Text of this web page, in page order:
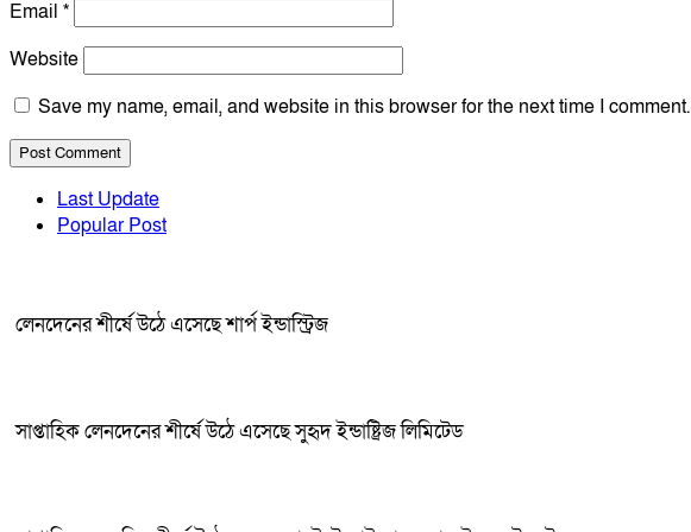
Email *
Website
Save my name, email, and website in this browser for the next time I comment.
Last Update
Popular Post
লেনদেনের শীর্ষে উঠে এসেছে শার্প ইন্ডাস্ট্রিজ
সাপ্তাহিক লেনদেনের শীর্ষে উঠে এসেছে সুহৃদ ইন্ডাষ্ট্রিজ লিমিটেড